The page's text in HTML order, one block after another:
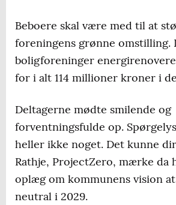
Beboere skal være med til at
foreningens grønne omstilling.
boligforeninger
for i alt 114 millioner kroner i
Deltagerne mødte smilende og
forventningsfulde op.
heller ikke noget. Det kunne
Rathje, ProjectZero, mærke da
oplæg om kommunens vision
neutral i 2029.